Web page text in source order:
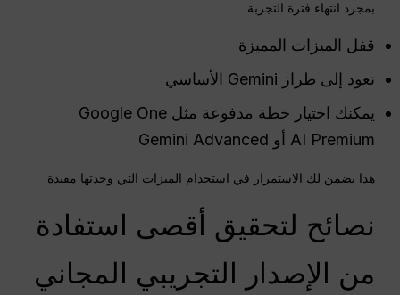
بمجرد انتهاء فترة التجربة:
قفل الميزات المميزة
تعود إلى طراز Gemini الأساسي
يمكنك اختيار خطة مدفوعة مثل Google One
AI Premium أو Gemini Advanced
هذا يضمن لك الاستمرار في استخدام الميزات التي وجدتها مفيدة.
نصائح لتحقيق أقصى استفادة
من الإصدار التجريبي المجاني